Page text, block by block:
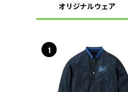
オリジナルウェア
1